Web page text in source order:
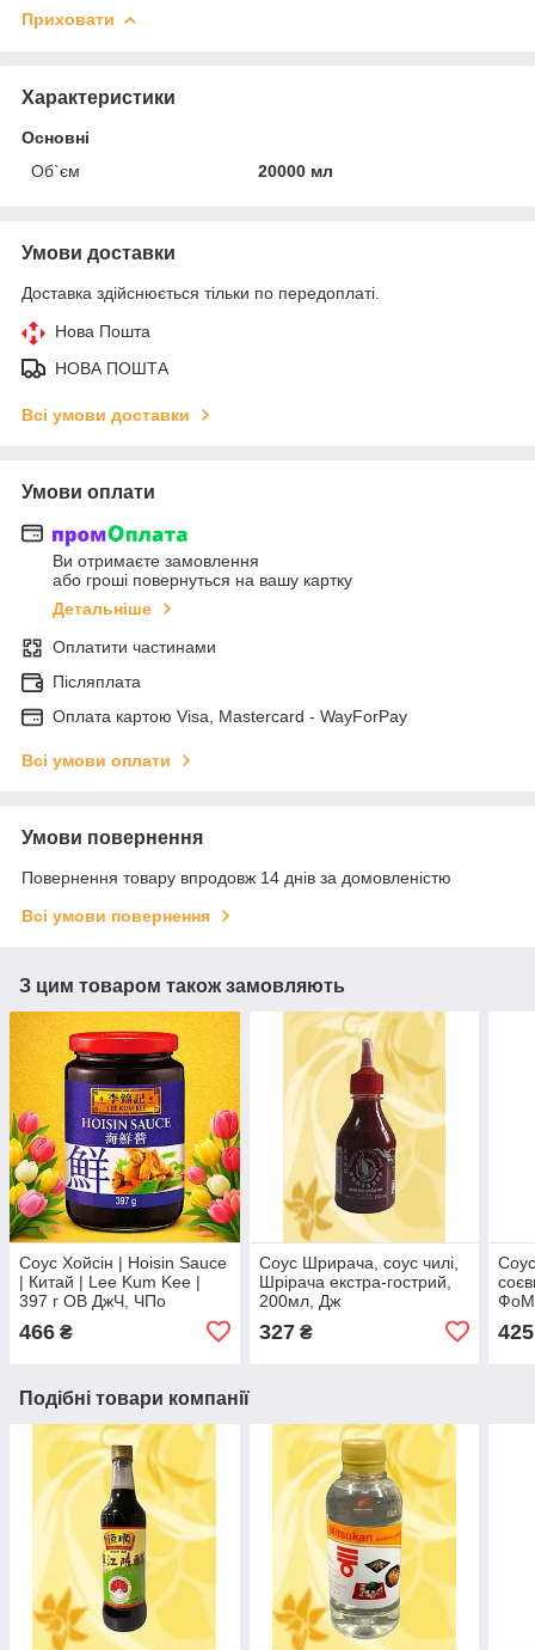
Приховати
Характеристики
Основні
Об`єм
20000 мл
Умови доставки
Доставка здійснюється тільки по передоплаті.
Нова Пошта
НОВА ПОШТА
Всі умови доставки
Умови оплати
Ви отримаєте замовлення
або гроші повернуться на вашу картку
Детальніше
Оплатити частинами
Післяплата
Оплата картою Visa, Mastercard - WayForPay
Всі умови оплати
Умови повернення
Повернення товару впродовж 14 днів за домовленістю
Всі умови повернення
З цим товаром також замовляють
Соус Хойсін | Hoisin Sauce
| Китай | Lee Kum Kee |
397 г ОВ ДжЧ, ЧПо
466 ₴
Соус Шрирача, соус чилі,
Шрірача екстра-гострий,
200мл, Дж
327₴
Соус
425
Подібні товари компанії